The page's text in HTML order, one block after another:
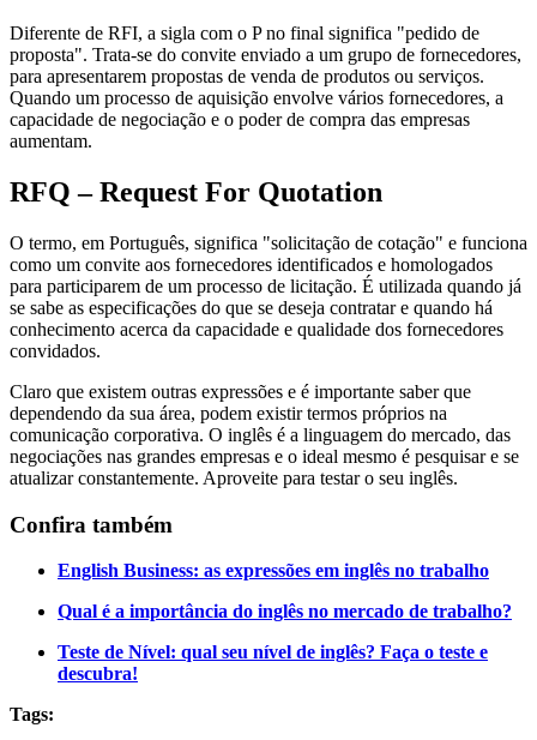
Diferente de RFI, a sigla com o P no final significa "pedido de
proposta". Trata-se do convite enviado a um grupo de fornecedores,
para apresentarem propostas de venda de produtos ou serviços.
Quando um processo de aquisição envolve vários fornecedores, a
capacidade de negociação e o poder de compra das empresas
aumentam.
RFQ – Request For Quotation
O termo, em Português, significa "solicitação de cotação" e funciona
como um convite aos fornecedores identificados e homologados
para participarem de um processo de licitação. É utilizada quando já
se sabe as especificações do que se deseja contratar e quando há
conhecimento acerca da capacidade e qualidade dos fornecedores
convidados.
Claro que existem outras expressões e é importante saber que
dependendo da sua área, podem existir termos próprios na
comunicação corporativa. O inglês é a linguagem do mercado, das
negociações nas grandes empresas e o ideal mesmo é pesquisar e se
atualizar constantemente. Aproveite para testar o seu inglês.
Confira também
English Business: as expressões em inglês no trabalho
Qual é a importância do inglês no mercado de trabalho?
Teste de Nível: qual seu nível de inglês? Faça o teste e
descubra!
Tags: